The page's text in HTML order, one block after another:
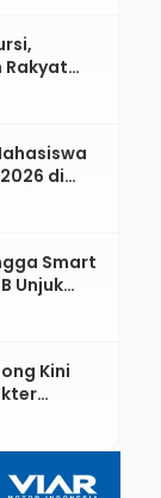
Rakyat
di
Smart
Unjuk
2
Kini